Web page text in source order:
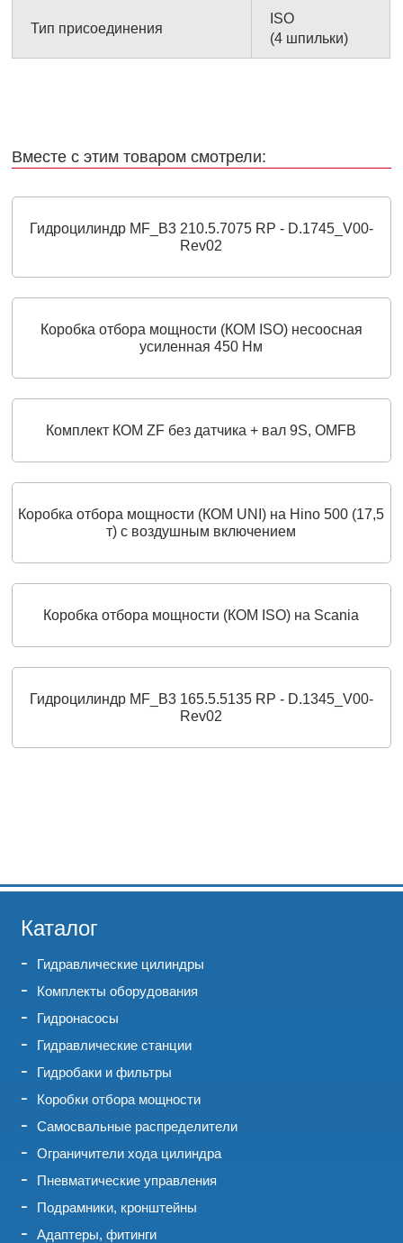
Тип присоединения
ISO
(4 шпильки)
Вместе с этим товаром смотрели:
Гидроцилиндр MF_B3 210.5.7075 RP - D.1745_V00-
Rev02
Коробка отбора мощности (КОМ ISO) несоосная
усиленная 450 Нм
Комплект КОМ ZF без датчика + вал 9S, OMFB
Коробка отбора мощности (КОМ UNI) на Hino 500 (17,5
т) с воздушным включением
Коробка отбора мощности (КОМ ISO) на Scania
Гидроцилиндр MF_B3 165.5.5135 RP - D.1345_V00-
Rev02
Каталог
Гидравлические цилиндры
Комплекты оборудования
Гидронасосы
Гидравлические станции
Гидробаки и фильтры
Коробки отбора мощности
Самосвальные распределители
Ограничители хода цилиндра
Пневматические управления
Подрамники, кронштейны
Адаптеры, фитинги